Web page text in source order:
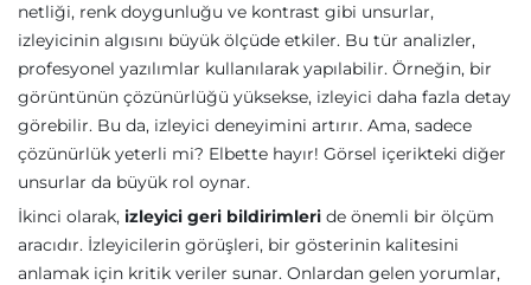
netliği, renk doygunluğu ve kontrast gibi unsurlar,
izleyicinin algısını büyük ölçüde etkiler. Bu tür analizler,
profesyonel yazılımlar kullanılarak yapılabilir. Örneğin, bir
görüntünün çözünürlüğü yüksekse, izleyici daha fazla detay
görebilir. Bu da, izleyici deneyimini artırır. Ama, sadece
çözünürlük yeterli mi? Elbette hayır! Görsel içerikteki diğer
unsurlar da büyük rol oynar.
İkinci olarak, izleyici geri bildirimleri de önemli bir ölçüm
aracıdır. İzleyicilerin görüşleri, bir gösterinin kalitesini
anlamak için kritik veriler sunar. Onlardan gelen yorumlar,